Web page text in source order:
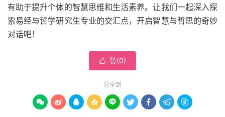
有助于提升个体的智慧思维和生活素养。让我们一起深入探
索易经与哲学研究生专业的交汇点，开启智慧与哲思的奇妙
对话吧！
 赞(0)
分享到
        